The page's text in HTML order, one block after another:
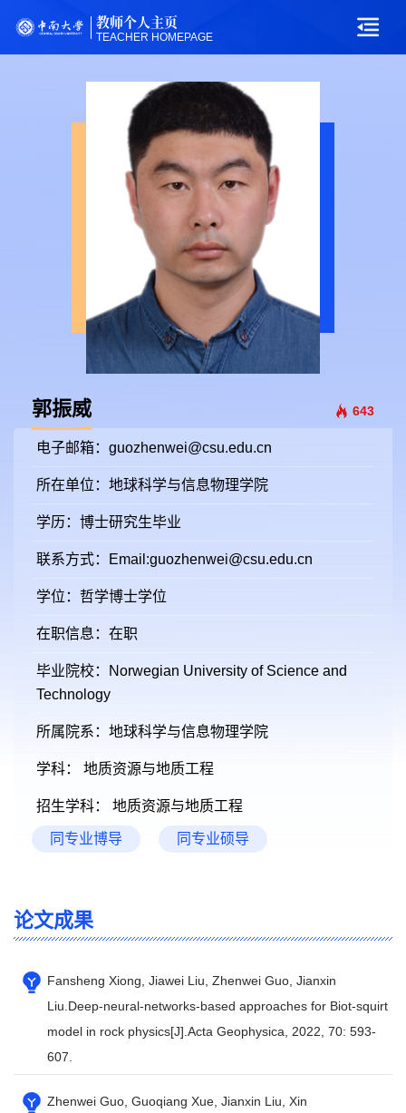
教师个人主页
TEACHER HOMEPAGE
郭振威 643
电子邮箱： guozhenwei@csu.edu.cn
所在单位：地球科学与信息物理学院
学历：博士研究生毕业
联系方式：Email:guozhenwei@csu.edu.cn
学位：哲学博士学位
在职信息：在职
毕业院校：Norwegian University of Science and
Technology
所属院系：地球科学与信息物理学院
学科： 地质资源与地质工程
招生学科： 地质资源与地质工程
同专业博导 同专业硕导
论文成果
Fansheng Xiong, Jiawei Liu, Zhenwei Guo, Jianxin
Liu.Deep-neural-networks-based approaches for Biot-squirt
model in rock physics[J].Acta Geophysica, 2022, 70: 593-
607.
Zhenwei Guo, Guoqiang Xue, Jianxin Liu, Xin